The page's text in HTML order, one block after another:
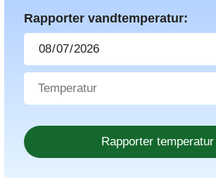
Rapporter vandtemperatur: